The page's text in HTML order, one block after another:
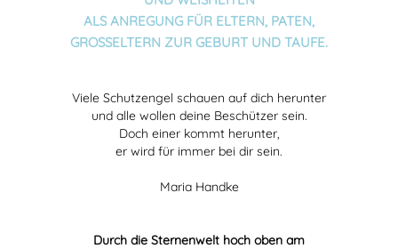
ALS ANREGUNG FÜR ELTERN, PATEN,
GROSSELTERN ZUR
GEBURT UND TAUFE.
Viele Schutzengel schauen auf dich herunter
und alle wollen deine Beschützer sein.
Doch einer kommt herunter,
er wird für immer bei dir sein.
Maria Handke
Durch die Sternenwelt hoch oben am